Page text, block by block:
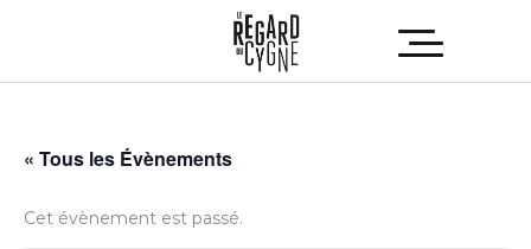
« Tous les Évènements
Cet évènement est passé.